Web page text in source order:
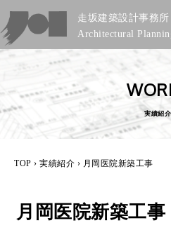
走坂建築設計事務所
Architectural
実績紹介
TOP ›実績紹介 › 月岡医院新築工事
月岡医院新築工事